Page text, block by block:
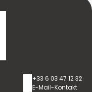
+33 6 03 47 12 32
E-Mail-Kontakt